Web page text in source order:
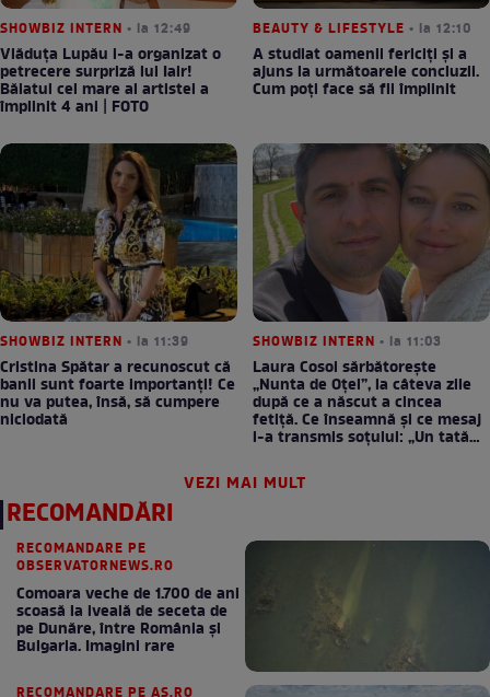
SHOWBIZ INTERN • la 12:49
Vlăduța Lupău i-a organizat o
petrecere surpriză lui Iair!
Băiatul cel mare al artistei a
împlinit 4 ani | FOTO
BEAUTY & LIFESTYLE • la 12:10
A studiat oamenii fericiți și a
ajuns la următoarele concluzii.
Cum poți face să fii împlinit
SHOWBIZ INTERN • la 11:39
Cristina Spătar a recunoscut că
banii sunt foarte importanți! Ce
nu va putea, însă, să cumpere
niciodată
SHOWBIZ INTERN • la 11:03
Laura Cosoi sărbătorește
„Nunta de Oțel”, la câteva zile
după ce a născut a cincea
fetiță. Ce înseamnă și ce mesaj
i-a transmis soțului: „Un tată
prezent schimbă totul”
VEZI MAI MULT
RECOMANDĂRI
RECOMANDARE PE
OBSERVATORNEWS.RO
Comoara veche de 1.700 de ani
scoasă la iveală de seceta de
pe Dunăre, între România şi
Bulgaria. Imagini rare